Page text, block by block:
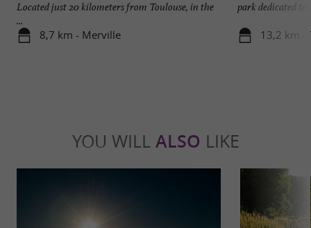
Located just 20 kilometers from Toulouse, in the
...
8,7 km - Merville
park dedicated to
13,2 km -
YOU WILL ALSO LIKE